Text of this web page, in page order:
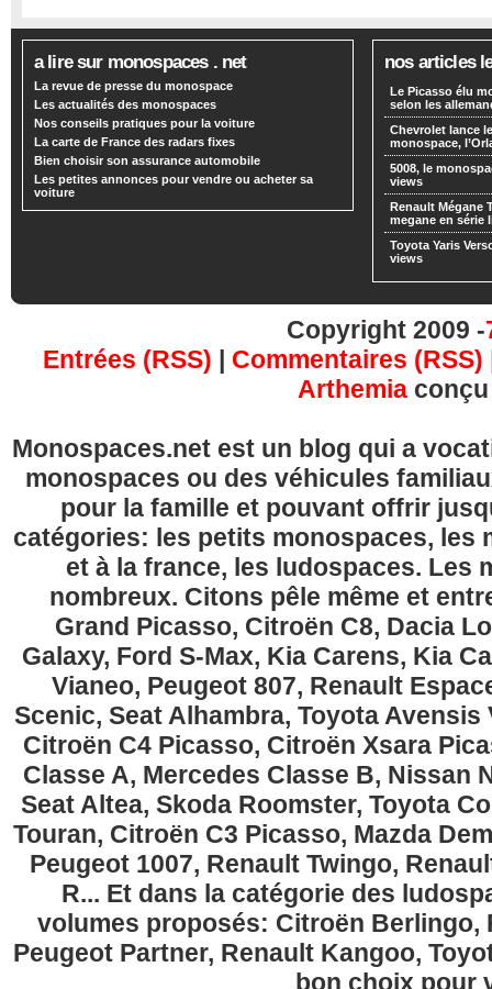
a lire sur monospaces . net
La revue de presse du monospace
Les actualités des monospaces
Nos conseils pratiques pour la voiture
La carte de France des radars fixes
Bien choisir son assurance automobile
Les petites annonces pour vendre ou acheter sa
voiture
nos articles
Le Picasso élu
selon les
Chevrolet lance
monospace,
5008, le
views
Renault Mégane
megane en série
Toyota Yaris
views
Copyright 2009 -
Entrées (RSS) | Commentaires (RSS)
Arthemia
Monospaces.net est un blog qui a
monospaces ou des véhicules
pour la famille et pouvant offrir
catégories: les petits monospaces, les
et à la france, les ludospaces. Les
nombreux. Citons pêle même et
Grand Picasso, Citroën C8, Dacia
Galaxy, Ford S-Max, Kia Carens, Kia
Vianeo, Peugeot 807, Renault
Scenic, Seat Alhambra, Toyota
Citroën C4 Picasso, Citroën Xsara
Classe A, Mercedes Classe B, Nissan
Seat Altea, Skoda Roomster, Toyota
Touran, Citroën C3 Picasso, Mazda
Peugeot 1007, Renault Twingo,
R... Et dans la catégorie des
volumes proposés: Citroën Berlingo,
Peugeot Partner, Renault Kangoo,
bon choix pour